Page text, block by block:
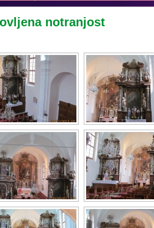
notranjost